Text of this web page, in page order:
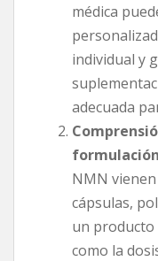
médica
individual y
adecuada
NMN
cápsulas,
un producto
como la